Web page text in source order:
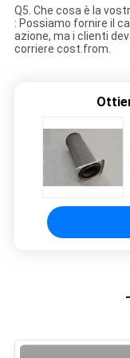
Q5. Che cosa è la
: Possiamo fornire il
azione, ma i clienti
corriere cost.from.